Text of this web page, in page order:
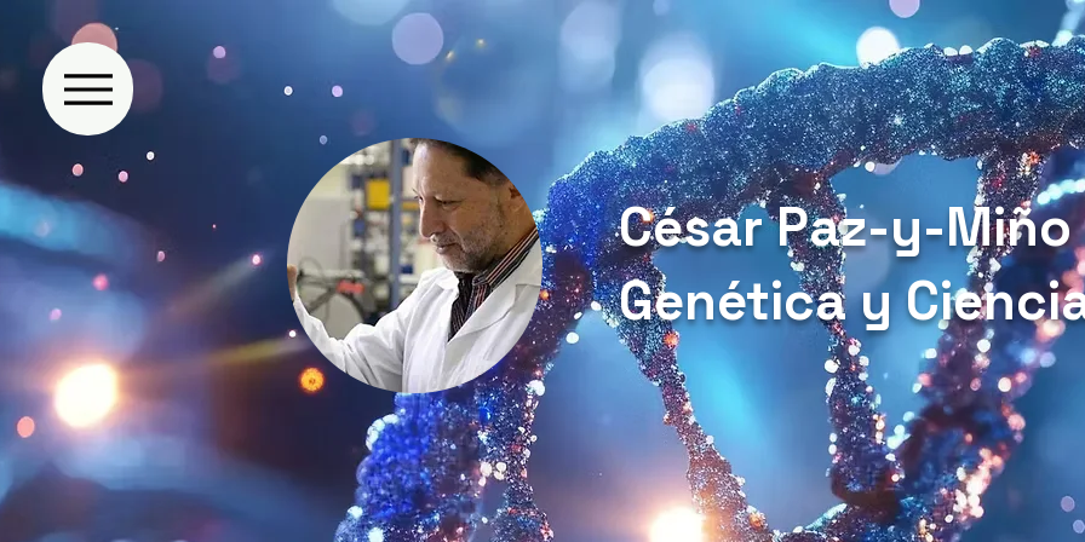
César Paz-y-Miño
Genética y